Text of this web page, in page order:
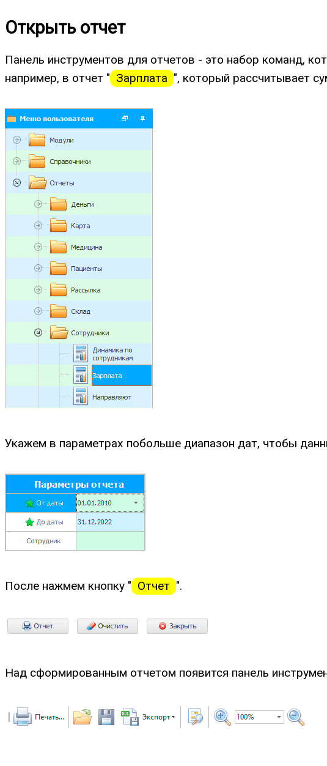
Открыть отчет
Панель инструментов для отчетов - это набор команд,
например, в отчет " Зарплата ", который рассчитывает
Укажем в параметрах побольше диапазон дат, чтобы
После нажмем кнопку " Отчет ".
Над сформированным отчетом появится панель